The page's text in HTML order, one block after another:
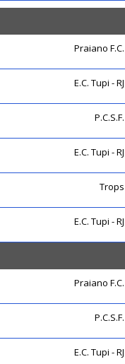
Praiano F.C.
E.C. Tupi - RJ
P.C.S.F.
E.C. Tupi - RJ
Trops
E.C. Tupi - RJ
Praiano F.C.
P.C.S.F.
E.C. Tupi - RJ